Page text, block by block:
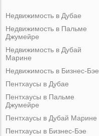
Недвижимость в Дубае
Недвижимость в Пальме
Джумейре
Недвижимость в Дубай
Марине
Недвижимость в Бизнес-Бэе
Пентхаусы в Дубае
Пентхаусы в Пальме
Джумейре
Пентхаусы в Дубай Марине
Пентхаусы в Бизнес-Бэе